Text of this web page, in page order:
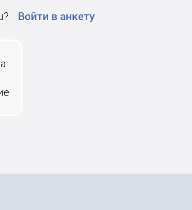
Войти в анкету